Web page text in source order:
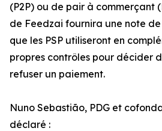
(P2P) ou de pair à commerçant
de Feedzai fournira une note
que les PSP utiliseront en
propres contrôles pour décider
refuser un paiement.
Nuno Sebastião, PDG et
déclaré :